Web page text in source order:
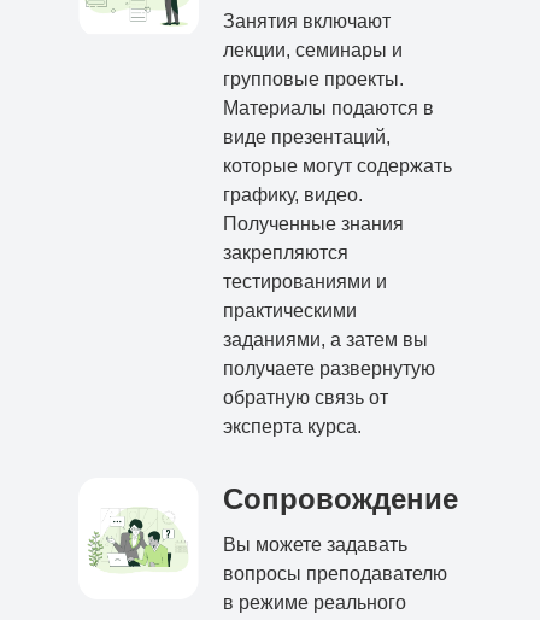
Занятия включают
лекции, семинары и
групповые проекты.
Материалы подаются в
виде презентаций,
которые могут содержать
графику, видео.
Полученные знания
закрепляются
тестированиями и
практическими
заданиями, а затем вы
получаете развернутую
обратную связь от
эксперта курса.
Сопровождение
Вы можете задавать
вопросы преподавателю
в режиме реального